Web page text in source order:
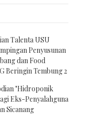
Talenta USU
Penyusunan
dan Food
Beringin Tembung 2
"Hidroponik
Eks-Penyalahguna
Sicanang